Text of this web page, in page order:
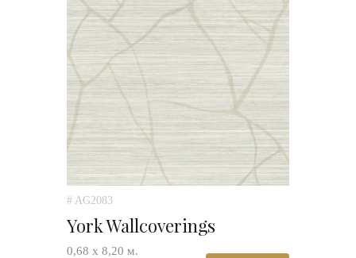
# AG2083
York Wallcoverings
0,68 х 8,20 м.